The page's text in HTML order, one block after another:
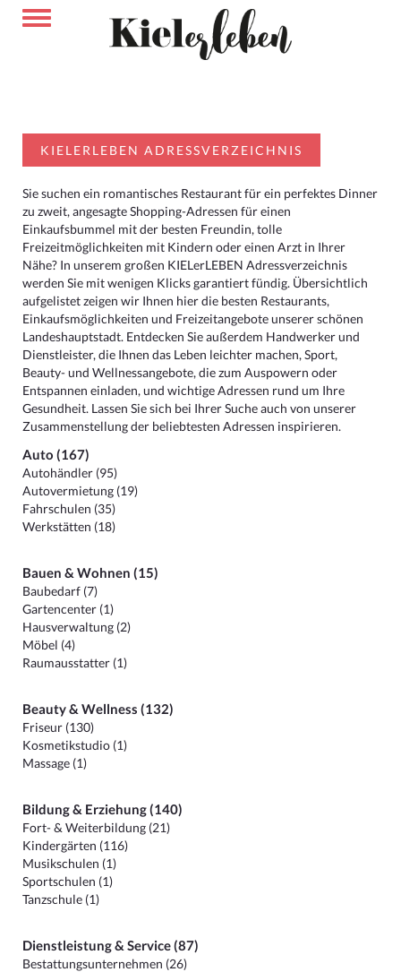
KIELERLEBEN ADRESSVERZEICHNIS
Sie suchen ein romantisches Restaurant für ein perfektes Dinner
zu zweit, angesagte Shopping-Adressen für einen
Einkaufsbummel mit der besten Freundin, tolle
Freizeitmöglichkeiten mit Kindern oder einen Arzt in Ihrer
Nähe? In unserem großen KIELerLEBEN Adressverzeichnis
werden Sie mit wenigen Klicks garantiert fündig. Übersichtlich
aufgelistet zeigen wir Ihnen hier die besten Restaurants,
Einkaufsmöglichkeiten und Freizeitangebote unserer schönen
Landeshauptstadt. Entdecken Sie außerdem Handwerker und
Dienstleister, die Ihnen das Leben leichter machen, Sport,
Beauty- und Wellnessangebote, die zum Auspowern oder
Entspannen einladen, und wichtige Adressen rund um Ihre
Gesundheit. Lassen Sie sich bei Ihrer Suche auch von unserer
Zusammenstellung der beliebtesten Adressen inspirieren.
Auto (167)
Autohändler (95)
Autovermietung (19)
Fahrschulen (35)
Werkstätten (18)
Bauen & Wohnen (15)
Baubedarf (7)
Gartencenter (1)
Hausverwaltung (2)
Möbel (4)
Raumausstatter (1)
Beauty & Wellness (132)
Friseur (130)
Kosmetikstudio (1)
Massage (1)
Bildung & Erziehung (140)
Fort- & Weiterbildung (21)
Kindergärten (116)
Musikschulen (1)
Sportschulen (1)
Tanzschule (1)
Dienstleistung & Service (87)
Bestattungsunternehmen (26)